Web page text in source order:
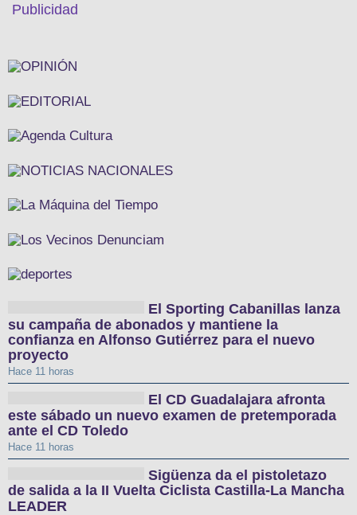
Publicidad
El Sporting Cabanillas lanza
su campaña de abonados y mantiene la
confianza en Alfonso Gutiérrez para el nuevo
proyecto
Hace 11 horas
El CD Guadalajara afronta
este sábado un nuevo examen de pretemporada
ante el CD Toledo
Hace 11 horas
Sigüenza da el pistoletazo
de salida a la II Vuelta Ciclista Castilla-La Mancha
LEADER